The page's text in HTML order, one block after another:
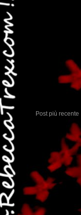
Post più recente